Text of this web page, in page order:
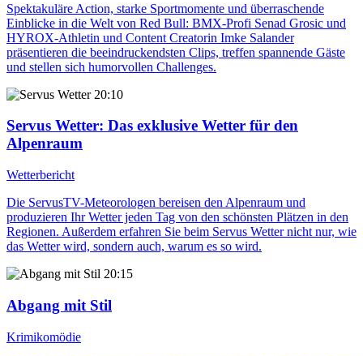
Spektakuläre Action, starke Sportmomente und überraschende
Einblicke in die Welt von Red Bull: BMX-Profi Senad Grosic und
HYROX-Athletin und Content Creatorin Imke Salander
präsentieren die beeindruckendsten Clips, treffen spannende Gäste
und stellen sich humorvollen Challenges.
20:10
Servus Wetter: Das exklusive Wetter für den
Alpenraum
Wetterbericht
Die ServusTV-Meteorologen bereisen den Alpenraum und
produzieren Ihr Wetter jeden Tag von den schönsten Plätzen in den
Regionen. Außerdem erfahren Sie beim Servus Wetter nicht nur, wie
das Wetter wird, sondern auch, warum es so wird.
20:15
Abgang mit Stil
Krimikomödie